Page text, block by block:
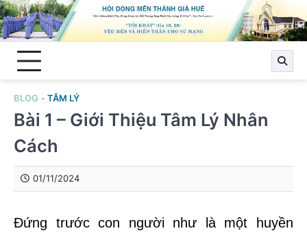
Skip
to
content
BLOG TÂM LÝ
Bài 1 – Giới Thiệu Tâm Lý Nhân
Cách
01/11/2024
Đứng trước con người như là một huyền